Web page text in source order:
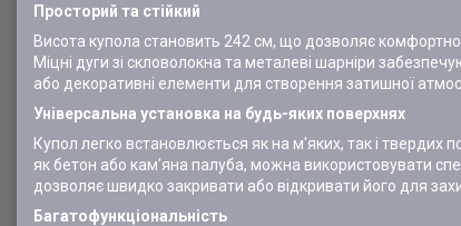
Просторий та стійкий
Висота купола становить 242 см, що дозволяє комфортно
Міцні дуги зі скловолокна та металеві шарніри
або декоративні елементи для створення затишної
Універсальна установка на будь-яких поверхнях
Купол легко встановлюється як на м'яких, так і
як бетон або кам'яна палуба, можна використовувати
дозволяє швидко закривати або відкривати його для
Багатофункціональність